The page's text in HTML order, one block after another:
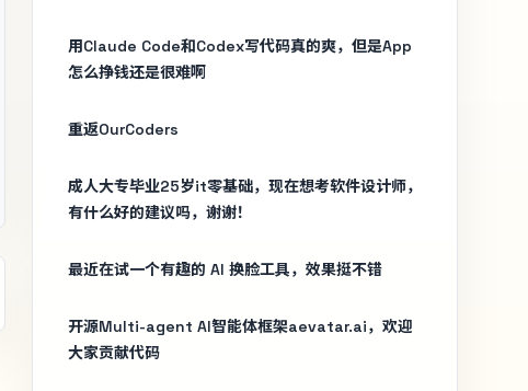
用Claude Code和Codex写代码真的爽，但是App
怎么挣钱还是很难啊
重返OurCoders
成人大专毕业25岁it零基础，现在想考软件设计师，
有什么好的建议吗，谢谢！
最近在试一个有趣的 AI 换脸工具，效果挺不错
开源Multi-agent AI智能体框架aevatar.ai，欢迎
大家贡献代码